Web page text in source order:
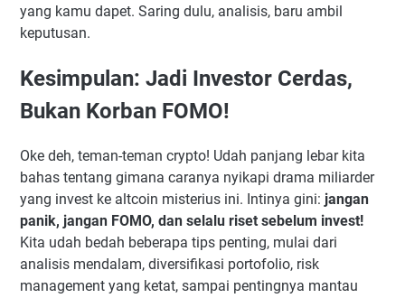
yang kamu dapet. Saring dulu, analisis, baru ambil
keputusan.
Kesimpulan: Jadi Investor Cerdas,
Bukan Korban FOMO!
Oke deh, teman-teman crypto! Udah panjang lebar kita
bahas tentang gimana caranya nyikapi drama miliarder
yang invest ke altcoin misterius ini. Intinya gini: jangan
panik, jangan FOMO, dan selalu riset sebelum invest!
Kita udah bedah beberapa tips penting, mulai dari
analisis mendalam, diversifikasi portofolio, risk
management yang ketat, sampai pentingnya mantau